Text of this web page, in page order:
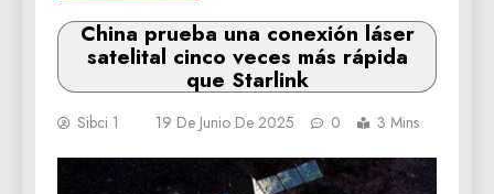
China prueba una conexión láser
satelital cinco veces más rápida
que Starlink
Sibci 1 19 De Junio De 2025 0 3 Mins